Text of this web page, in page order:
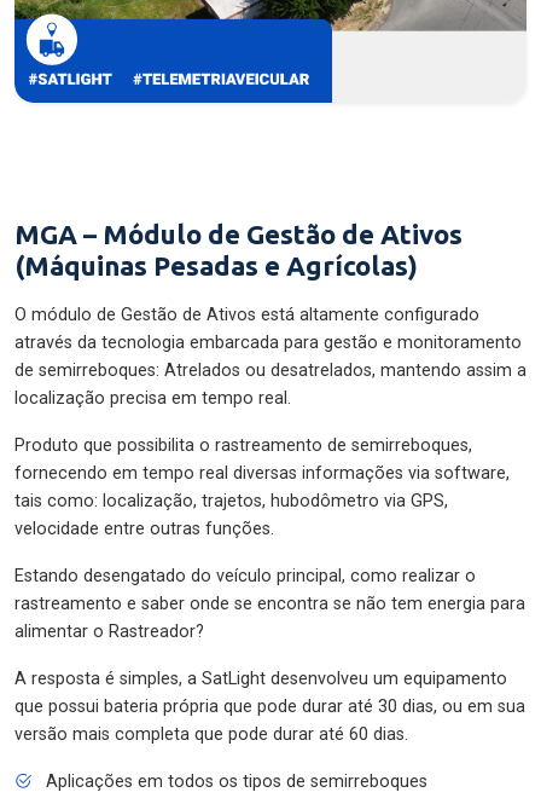
MGA – Módulo de Gestão de Ativos
(Máquinas Pesadas e Agrícolas)
O módulo de Gestão de Ativos está altamente configurado
através da tecnologia embarcada para gestão e monitoramento
de semirreboques: Atrelados ou desatrelados, mantendo assim a
localização precisa em tempo real.
Produto que possibilita o rastreamento de semirreboques,
fornecendo em tempo real diversas informações via software,
tais como: localização, trajetos, hubodômetro via GPS,
velocidade entre outras funções.
Estando desengatado do veículo principal, como realizar o
rastreamento e saber onde se encontra se não tem energia para
alimentar o Rastreador?
A resposta é simples, a SatLight desenvolveu um equipamento
que possui bateria própria que pode durar até 30 dias, ou em sua
versão mais completa que pode durar até 60 dias.
Aplicações em todos os tipos de semirreboques